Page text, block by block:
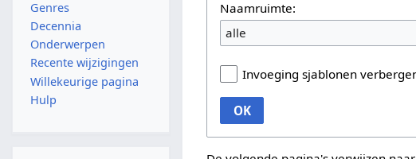
Naamruimte:
alle
Invoeging sjablonen
OK
Genres
Decennia
Onderwerpen
Recente wijzigingen
Willekeurige pagina
Hulp